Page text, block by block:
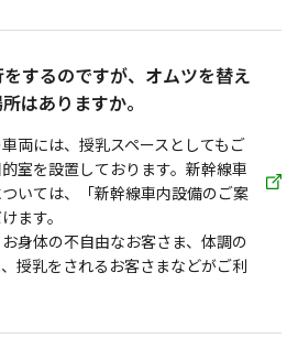
するのですが、オムツを替え
はありますか。
両には、授乳スペースとしてもご
室を設置しております。新幹線車
いては、「新幹線車内設備のご案
ます。
身体の不自由なお客さま、体調の
授乳をされるお客さまなどがご利